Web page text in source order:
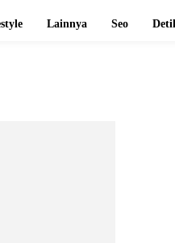
Lainnya Seo